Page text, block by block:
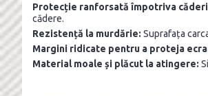
Protecție ranforsată împotriva
cădere.
Rezistență la murdărie: Suprafața
Margini ridicate pentru a proteja
Material moale și plăcut la atingere: